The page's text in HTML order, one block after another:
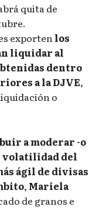
quita de
exporten los
liquidar al
dentro
a la DJVE,
o
a moderar -o
del
ágil de divisas
, Mariela
de granos e